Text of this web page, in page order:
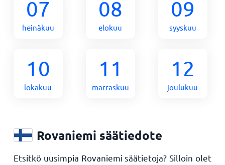
07
heinäkuu
08
elokuu
09
syyskuu
10
lokakuu
11
marraskuu
12
joulukuu
Rovaniemi säätiedote
Etsitkö uusimpia Rovaniemi säätietoja? Silloin olet